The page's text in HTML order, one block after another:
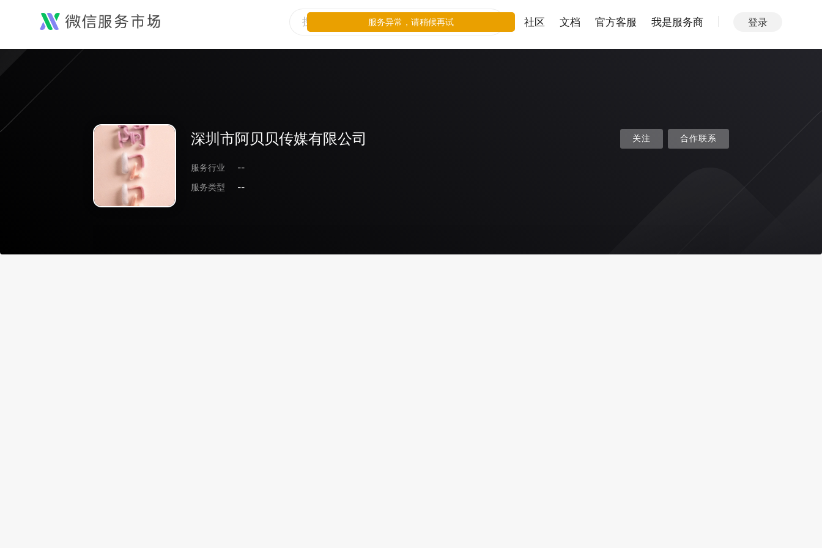
社区 文档 官方客服 我是服务商 登录
深圳市阿贝贝传媒有限公司
服务行业
--
服务类型
--
关注 合作联系
服务异常，请稍候再试